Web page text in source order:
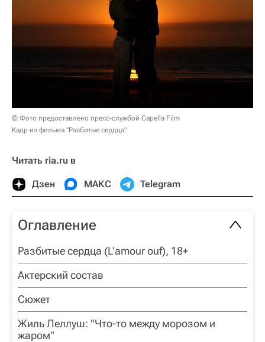
© Фото предоставлено пресс-службой Capella Film
Кадр из фильма "Разбитые сердца"
Читать ria.ru в
Дзен МАКС Telegram
Оглавление
Разбитые сердца (L’amour ouf), 18+
Актерский состав
Сюжет
Жиль Леллуш: "Что-то между морозом и
жаром"